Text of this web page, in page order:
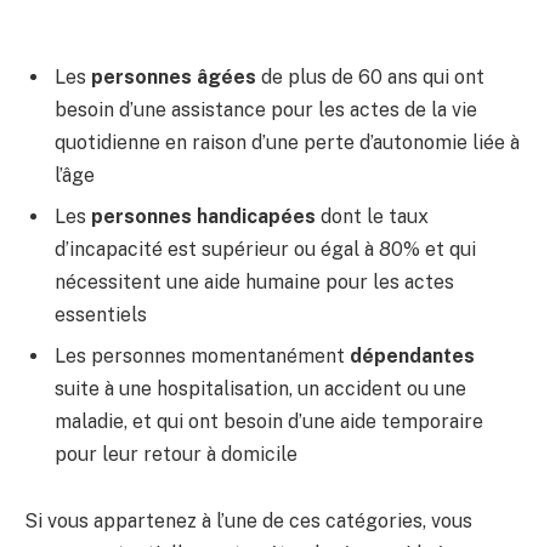
Les personnes âgées de plus de 60 ans qui ont
besoin d’une assistance pour les actes de la vie
quotidienne en raison d’une perte d’autonomie liée à
l’âge
Les personnes handicapées dont le taux
d’incapacité est supérieur ou égal à 80% et qui
nécessitent une aide humaine pour les actes
essentiels
Les personnes momentanément dépendantes
suite à une hospitalisation, un accident ou une
maladie, et qui ont besoin d’une aide temporaire
pour leur retour à domicile
Si vous appartenez à l’une de ces catégories, vous